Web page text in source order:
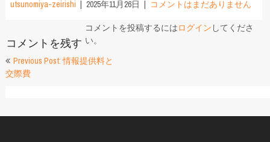
utsunomiya-zeirishi 2025年11月26日 コメントはまだありません
コメントを残す
コメントを投稿するにはログイン してくださ
い。
投
稿
ビ
Previous Post: 情報提供料と
交際費